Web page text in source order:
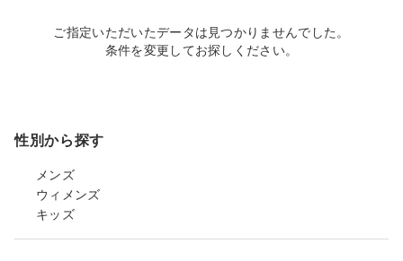
ご指定いただいたデータは見つかりませんでした。
条件を変更してお探しください。
性別から探す
メンズ
ウィメンズ
キッズ